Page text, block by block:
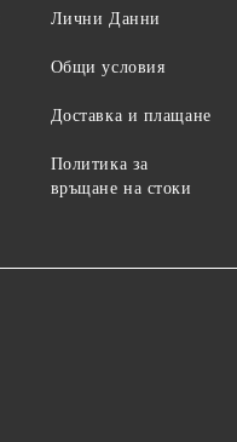
Лични Данни
Общи условия
Доставка и плащане
Политика за
връщане на стоки